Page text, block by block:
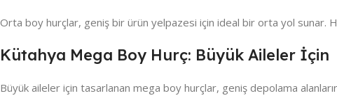
Orta boy hurçlar, geniş bir ürün yelpazesi için ideal bir orta yol sunar.
Kütahya Mega Boy Hurç: Büyük Aileler İçin
Büyük aileler için tasarlanan mega boy hurçlar, geniş depolama